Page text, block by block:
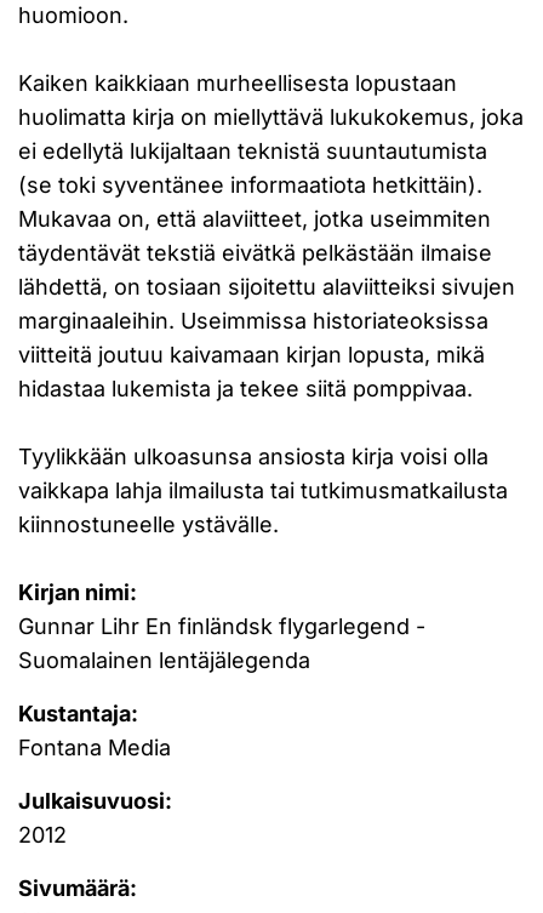
huomioon.
Kaiken kaikkiaan murheellisesta lopustaan
huolimatta kirja on miellyttävä lukukokemus, joka
ei edellytä lukijaltaan teknistä suuntautumista
(se toki syventänee informaatiota hetkittäin).
Mukavaa on, että alaviitteet, jotka useimmiten
täydentävät tekstiä eivätkä pelkästään ilmaise
lähdettä, on tosiaan sijoitettu alaviitteiksi sivujen
marginaaleihin. Useimmissa historiateoksissa
viitteitä joutuu kaivamaan kirjan lopusta, mikä
hidastaa lukemista ja tekee siitä pomppivaa.
Tyylikkään ulkoasunsa ansiosta kirja voisi olla
vaikkapa lahja ilmailusta tai tutkimusmatkailusta
kiinnostuneelle ystävälle.
Kirjan nimi:
Gunnar Lihr En finländsk flygarlegend -
Suomalainen lentäjälegenda
Kustantaja:
Fontana Media
Julkaisuvuosi:
2012
Sivumäärä: